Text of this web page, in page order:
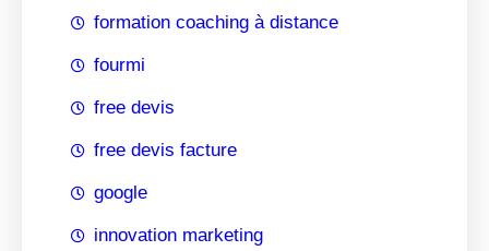
formation coaching à distance
fourmi
free devis
free devis facture
google
innovation marketing